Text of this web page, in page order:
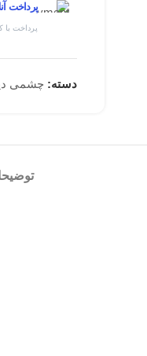
پرداخت
پرداخت با
دسته: چشمی